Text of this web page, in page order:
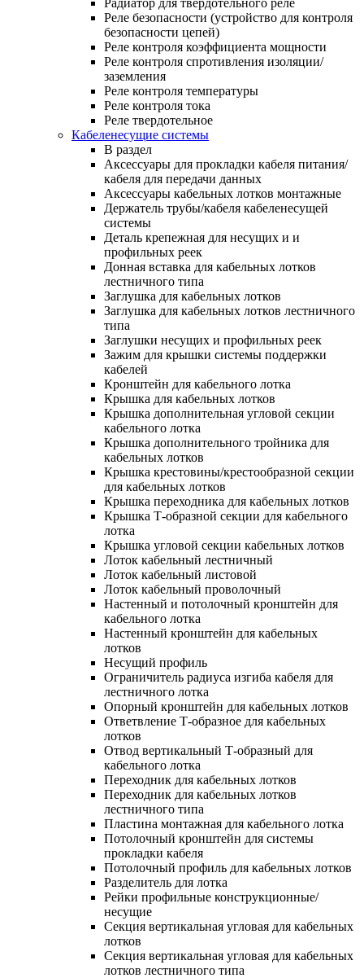
Реле безопасности (устройство для контроля
безопасности цепей)
Реле контроля коэффициента мощности
Реле контроля спротивления изоляции/
заземления
Реле контроля температуры
Реле контроля тока
Реле твердотельное
Кабеленесущие системы
В раздел
Аксессуары для прокладки кабеля питания/
кабеля для передачи данных
Аксессуары кабельных лотков монтажные
Держатель трубы/кабеля кабеленесущей
системы
Деталь крепежная для несущих и и
профильных реек
Донная вставка для кабельных лотков
лестничного типа
Заглушка для кабельных лотков
Заглушка для кабельных лотков лестничного
типа
Заглушки несущих и профильных реек
Зажим для крышки системы поддержки
кабелей
Кронштейн для кабельного лотка
Крышка для кабельных лотков
Крышка дополнительная угловой секции
кабельного лотка
Крышка дополнительного тройника для
кабельных лотков
Крышка крестовины/крестообразной секции
для кабельных лотков
Крышка переходника для кабельных лотков
Крышка Т-образной секции для кабельного
лотка
Крышка угловой секции кабельных лотков
Лоток кабельный лестничный
Лоток кабельный листовой
Лоток кабельный проволочный
Настенный и потолочный кронштейн для
кабельного лотка
Настенный кронштейн для кабельных
лотков
Несущий профиль
Ограничитель радиуса изгиба кабеля для
лестничного лотка
Опорный кронштейн для кабельных лотков
Ответвление Т-образное для кабельных
лотков
Отвод вертикальный Т-образный для
кабельного лотка
Переходник для кабельных лотков
Переходник для кабельных лотков
лестничного типа
Пластина монтажная для кабельного лотка
Потолочный кронштейн для системы
прокладки кабеля
Потолочный профиль для кабельных лотков
Разделитель для лотка
Рейки профильные конструкционные/
несущие
Секция вертикальная угловая для кабельных
лотков
Секция вертикальная угловая для кабельных
лотков лестничного типа